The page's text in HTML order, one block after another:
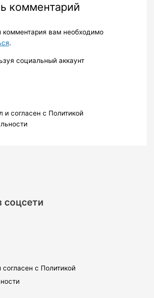
комментарий
комментария вам необходимо
.
социальный аккаунт
и согласен с Политикой
соцсети
согласен с Политикой